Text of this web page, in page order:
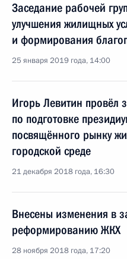
Заседание рабочей
улучшения жилищных
и формирования
25 января 2019 года, 14:00
Игорь Левитин провёл
по подготовке
посвящённого рынку
городской среде
21 декабря 2018 года, 16:30
Внесены изменения в
реформированию ЖКХ
28 ноября 2018 года, 17:20